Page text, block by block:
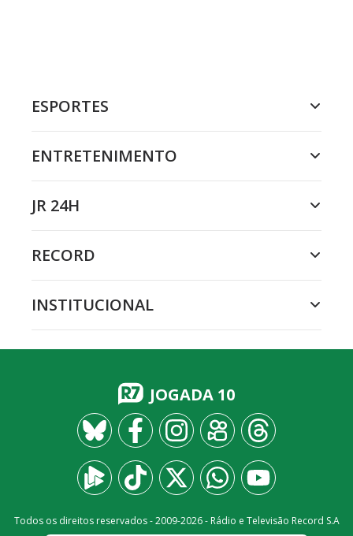
ESPORTES
ENTRETENIMENTO
JR 24H
RECORD
INSTITUCIONAL
JOGADA 10
Todos os direitos reservados - 2009-2026- Rádio e Televisão Record S.A